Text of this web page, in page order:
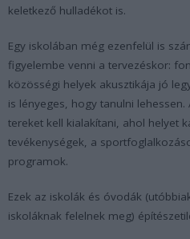
keletkező hulladékot is.
Egy iskolában még ezenfelül is
figyelembe venni a tervezéskor:
közösségi helyek akusztikája jó
is lényeges, hogy tanulni
tereket kell kialakítani, ahol helyet
tevékenységek, a
programok.
Ezek az iskolák és óvodák
iskoláknak felelnek meg)